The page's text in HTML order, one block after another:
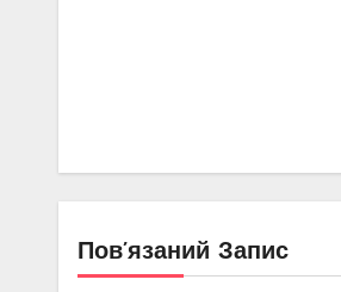
Пов’язаний Запис